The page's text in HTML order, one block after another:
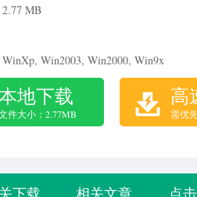
2.77 MB
Win2003, Win2000, Win9x
地下载
件大小：2.77MB
高
需优
下载 相关文章 点